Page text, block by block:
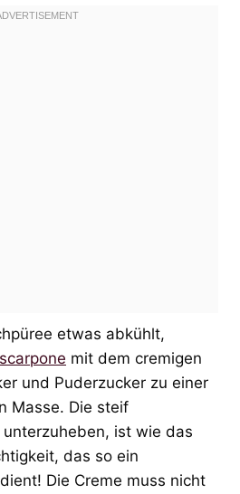
etwas abkühlt,
mit dem cremigen
und Puderzucker zu einer
Masse. Die steif
ist wie das
das so ein
Die Creme muss nicht